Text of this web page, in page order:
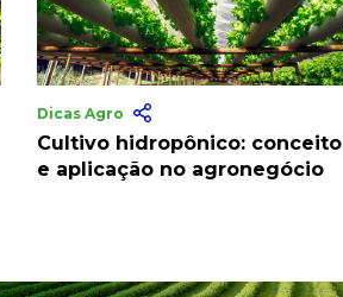
Dicas Agro
Cultivo hidropônico: conceito
e aplicação no agronegócio